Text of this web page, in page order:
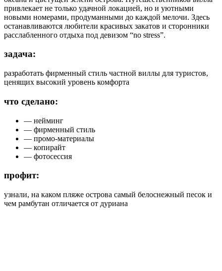
привлекает не только удачной локацией, но и уютными
новыми номерами, продуманными до каждой мелочи. Здесь
останавливаются любители красивых закатов и сторонники
расслабленного отдыха под девизом “no stress”.
задача:
разработать фирменный стиль частной виллы для туристов,
ценящих высокий уровень комфорта
что сделано:
— нейминг
— фирменный стиль
— промо-материалы
— копирайт
— фотосессия
профит:
узнали, на каком пляже острова самый белоснежный песок и
чем рамбутан отличается от дуриана